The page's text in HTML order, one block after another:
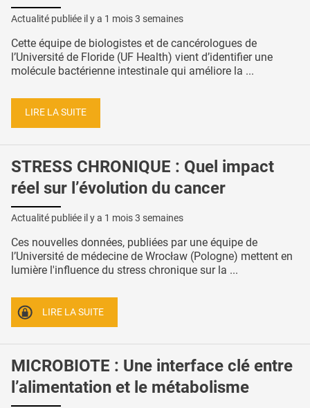
Actualité publiée il y a 1 mois 3 semaines
Cette équipe de biologistes et de cancérologues de
l’Université de Floride (UF Health) vient d’identifier une
molécule bactérienne intestinale qui améliore la ...
LIRE LA SUITE
STRESS CHRONIQUE : Quel impact
réel sur l’évolution du cancer
Actualité publiée il y a 1 mois 3 semaines
Ces nouvelles données, publiées par une équipe de
l’Université de médecine de Wrocław (Pologne) mettent en
lumière l'influence du stress chronique sur la ...
LIRE LA SUITE
MICROBIOTE : Une interface clé entre
l’alimentation et le métabolisme